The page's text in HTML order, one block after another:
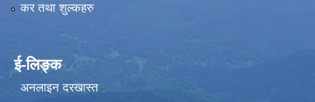
कर तथा शुल्कहरु
ई-लिङ्क
अनलाइन दरखास्त